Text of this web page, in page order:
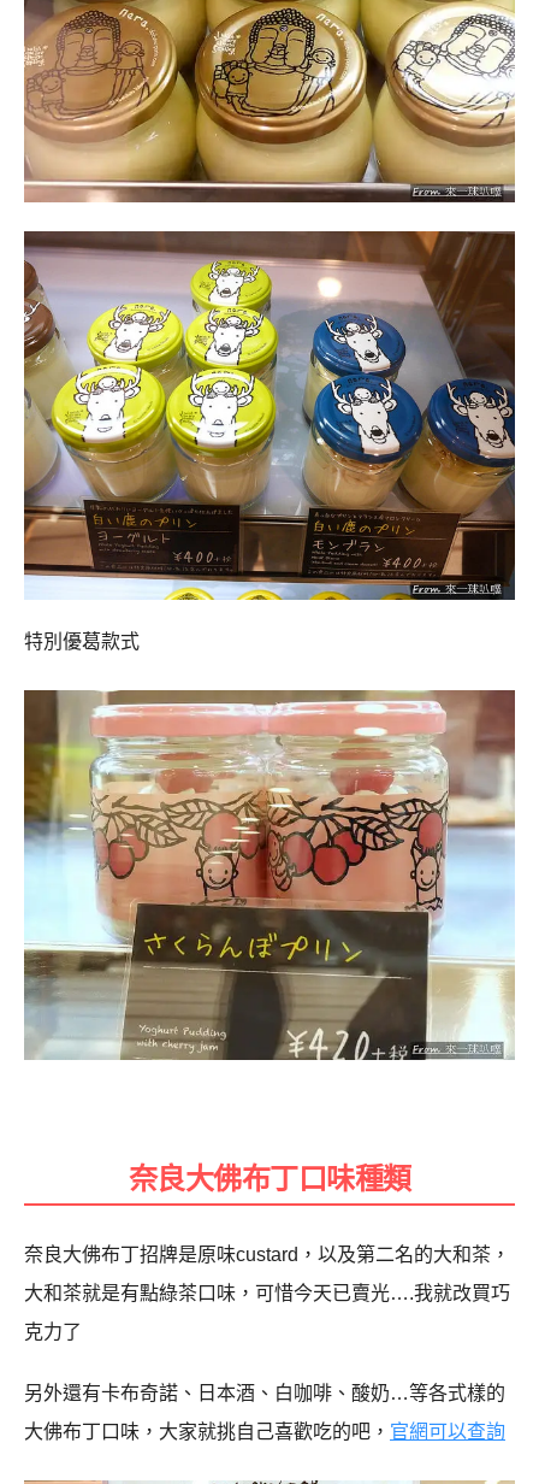
特別優葛款式
奈良大佛布丁口味種類
奈良大佛布丁招牌是原味custard，以及第二名的大和茶，
大和茶就是有點綠茶口味，可惜今天已賣光….我就改買巧
克力了
另外還有卡布奇諾、日本酒、白咖啡、酸奶…等各式樣的
大佛布丁口味，大家就挑自己喜歡吃的吧， 官網可以查詢